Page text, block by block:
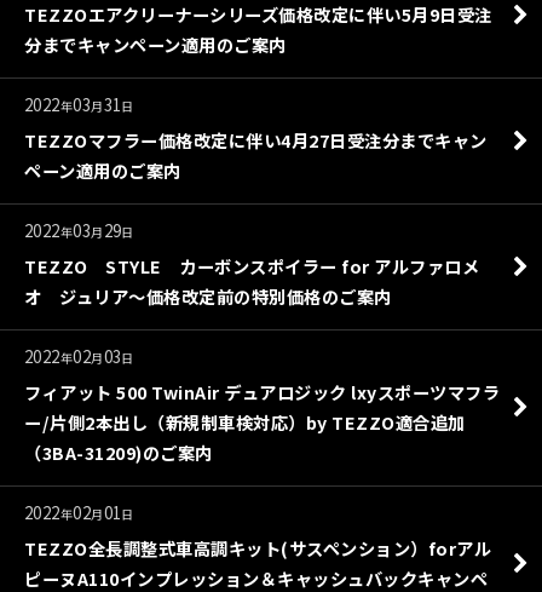
TEZZOエアクリーナーシリーズ価格改定に伴い5月9日受注
分までキャンペーン適用のご案内
2022年03月31日
TEZZOマフラー価格改定に伴い4月27日受注分までキャン
ペーン適用のご案内
2022年03月 29日
TEZZO STYLE カーボンスポイラー for アルファロメ
オ ジュリア～価格改定前の特別価格のご案内
2022年02月03日
フィアット 500 TwinAir デュアロジック lxyスポーツマフラ
ー/片側2本出し（新規制車検対応）by TEZZO適合追加
（3BA-31209)のご案内
2022年02月01日
TEZZO全長調整式車高調キット(サスペンション）forアル
ピーヌA110インプレッション＆キャッシュバックキャンペ